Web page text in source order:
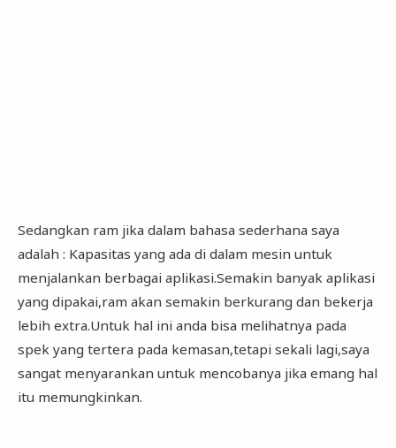
Sedangkan ram jika dalam bahasa sederhana saya
adalah : Kapasitas yang ada di dalam mesin untuk
menjalankan berbagai aplikasi.Semakin banyak aplikasi
yang dipakai,ram akan semakin berkurang dan bekerja
lebih extra.Untuk hal ini anda bisa melihatnya pada
spek yang tertera pada kemasan,tetapi sekali lagi,saya
sangat menyarankan untuk mencobanya jika emang hal
itu memungkinkan.